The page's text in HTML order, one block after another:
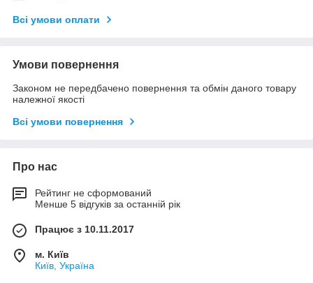
Всі умови оплати
Умови повернення
Законом не передбачено повернення та обмін даного товару
належної якості
Всі умови повернення
Про нас
Рейтинг не сформований
Менше 5 відгуків за останній рік
Працює з 10.11.2017
м. Київ
Київ, Україна